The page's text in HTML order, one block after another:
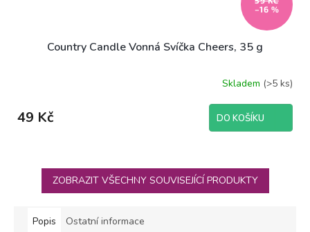
–16 %
Country Candle Vonná Svíčka Cheers, 35 g
Skladem (>5 ks)
49 Kč DO KOŠÍKU
ZOBRAZIT VŠECHNY SOUVISEJÍCÍ PRODUKTY
Popis Ostatní informace